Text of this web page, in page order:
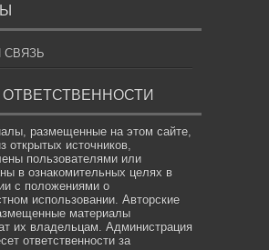
СВЯЗЬ
ОТВЕТСТВЕННОСТИ
размещенные на этом сайте,
открытых источников,
пользователями или
в ознакомительных целях в
с положениями о
использовании. Авторские
материалы
их владельцам. Администрация
ответственности за